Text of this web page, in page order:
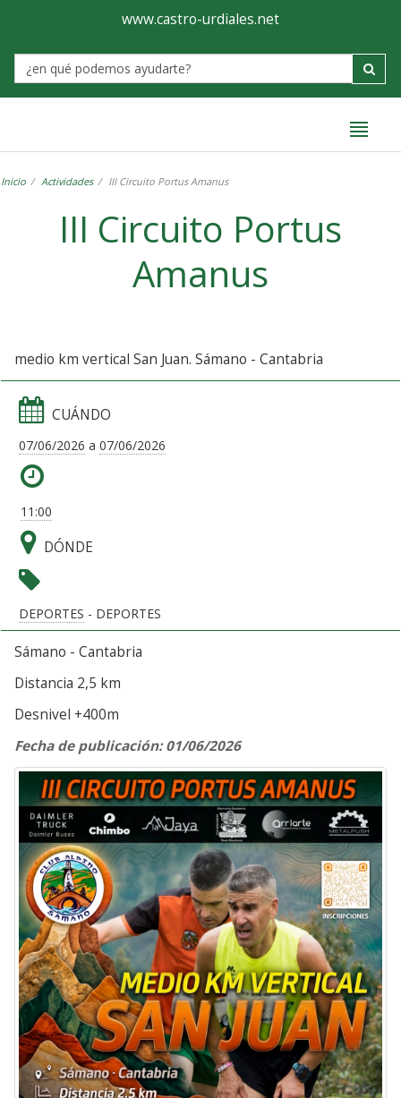
Ayuntamiento
de
Castro-
www.castro-urdiales.net
Label
Inicio Actividades III Circuito Portus Amanus
III Circuito Portus
Amanus
medio km vertical San Juan. Sámano - Cantabria
CUÁNDO
07/06/2026 a 07/06/2026
11:00
DÓNDE
DEPORTES - DEPORTES
Sámano - Cantabria
Distancia 2,5 km
Desnivel +400m
Fecha de publicación: 01/06/2026